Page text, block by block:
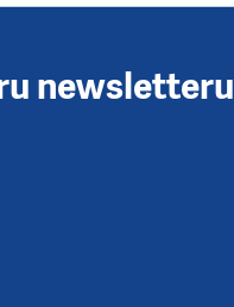
newsletteru